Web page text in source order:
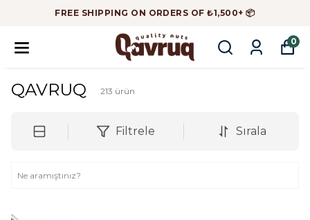
FREE SHIPPING ON ORDERS OF ₺1,500+ 📦
0
QAVRUQ 213 ürün
Filtrele Sırala